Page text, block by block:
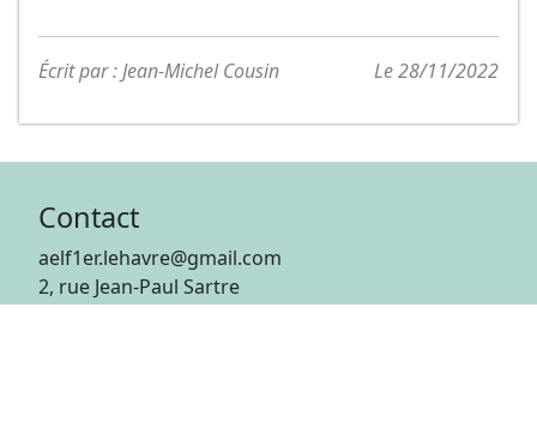
Écrit par : Jean-Michel Cousin Le 28/11/2022
Contact
aelf1er.lehavre@gmail.com
2, rue Jean-Paul Sartre